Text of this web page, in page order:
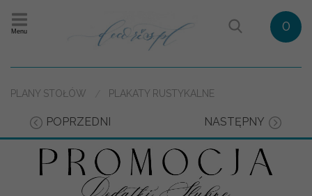
Menu 0
PLANY STOŁÓW PLAKATY RUSTYKALNE
POPRZEDNI NASTĘPNY